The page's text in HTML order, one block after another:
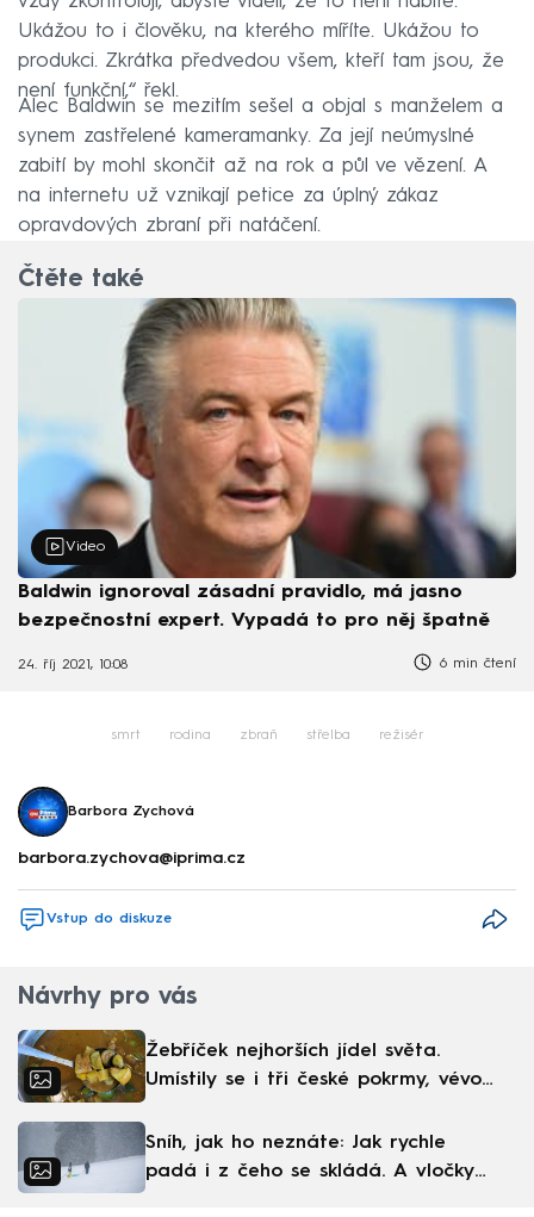
Ukážou to i člověku, na kterého míříte. Ukážou to
produkci. Zkrátka předvedou všem, kteří tam jsou, že
není funkční,“ řekl.
Alec Baldwin se mezitím sešel a objal s manželem a
synem zastřelené kameramanky. Za její neúmyslné
zabití by mohl skončit až na rok a půl ve vězení. A
na internetu už vznikají petice za úplný zákaz
opravdových zbraní při natáčení.
Čtěte také
Video
Baldwin ignoroval zásadní pravidlo, má jasno
bezpečnostní expert. Vypadá to pro něj špatně
24. říj 2021, 10:08 6 min čtení
smrt rodina zbraň střelba režisér
Barbora Zychová
barbora.zychova@iprima.cz
Vstup do diskuze
Návrhy pro vás
Žebříček nejhorších jídel světa.
Umístily se i tři české pokrmy, vévodí
Sníh, jak ho neznáte: Jak rychle
padá i z čeho se skládá. A vločky